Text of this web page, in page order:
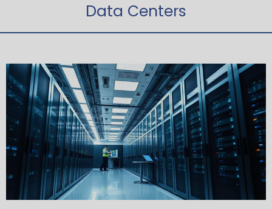
Data Centers